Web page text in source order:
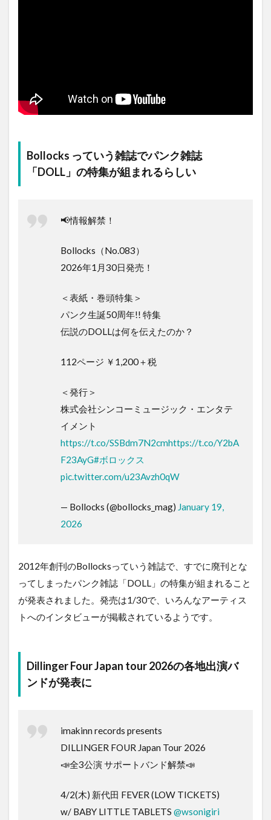
Bollocks っていう雑誌でパンク雑誌
「DOLL」の特集が組まれるらしい
📢情報解禁！
Bollocks（No.083）
2026年1月30日発売！
＜表紙・巻頭特集＞
パンク生誕50周年!! 特集
伝説のDOLLは何を伝えたのか？
112ページ ￥1,200＋税
＜発行＞
株式会社シンコーミュージック・エンタテ
イメント
https://t.co/SSBdm7N2cmhttps://t.co/Y2bA
F23AyG#ボロックス
pic.twitter.com/u23Avzh0qW
— Bollocks (@bollocks_mag) January 19,
2026
2012年創刊のBollocksっていう雑誌で、すでに廃刊とな
ってしまったパンク雑誌「DOLL」の特集が組まれること
が発表されました。発売は1/30で、いろんなアーティス
トへのインタビューが掲載されているようです。
Dillinger Four Japan tour 2026の各地出演バ
ンドが発表に
imakinn records presents
DILLINGER FOUR Japan Tour 2026
📣全3公演 サポートバンド解禁📣
4/2(木) 新代田 FEVER (LOW TICKETS)
w/ BABY LITTLE TABLETS @wsonigiri